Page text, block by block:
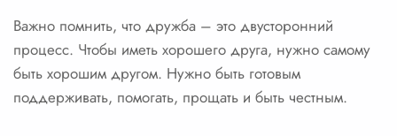
Важно помнить, что дружба – это двусторонний
процесс. Чтобы иметь хорошего друга, нужно самому
быть хорошим другом. Нужно быть готовым
поддерживать, помогать, прощать и быть честным.